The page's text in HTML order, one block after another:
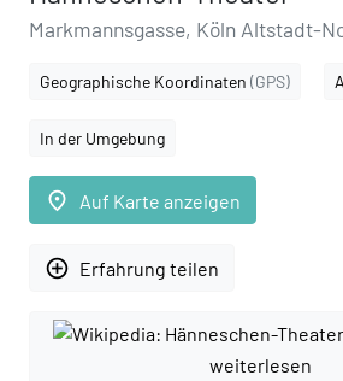
Markmannsgasse, Köln Altstadt-
Geographische Koordinaten (GPS)
In der Umgebung
place Auf Karte anzeigen
add_circle_outline Erfahrung teilen
weiterlesen